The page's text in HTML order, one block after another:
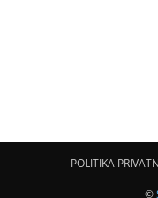
POLITIKA
©